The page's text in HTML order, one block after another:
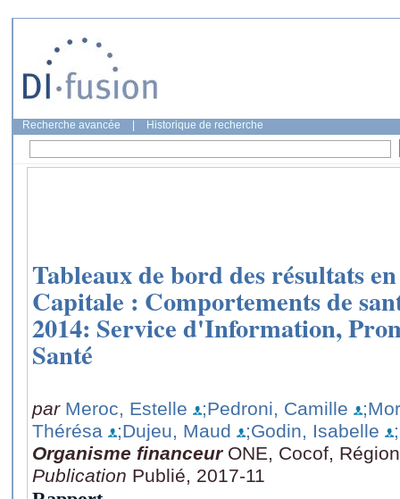
Recherche avancée Historique de recherche
Tableaux de bord des résultats
Capitale : Comportements de
2014: Service d'Information,
Santé
par Meroc, Estelle ;Pedroni, Camille
Thérésa
;Dujeu, Maud ;Godin, Isabelle
Organisme financeur ONE, Cocof,
Publication Publié, 2017-11